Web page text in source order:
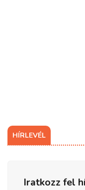
HÍRLEVÉL
Iratkozz fel